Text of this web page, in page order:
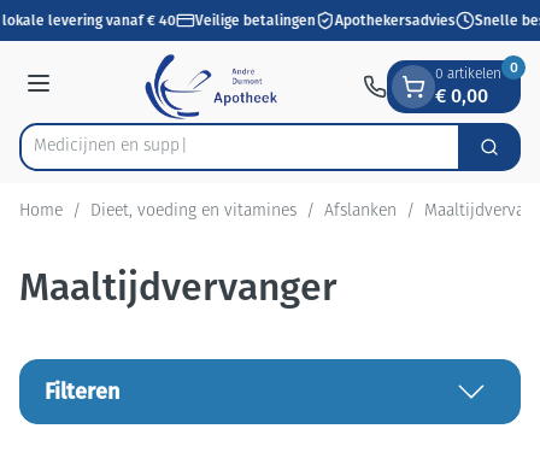
Ga naar de inhoud
1 van 1
levering vanaf € 40 Veilige betalingen Apothekersadvies Snelle
Menu
Product, merk, categorie... Zoek
0 artikelen
€ 0,00
0
Home / Dieet, voeding en vitamines / Afslanken /
Maaltijdvervanger
Filteren